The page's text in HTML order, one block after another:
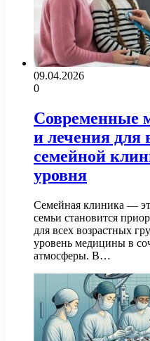
09.04.2026
0
Современные
и лечения для
семейной
уровня
Семейная клиника —
семьи становится
для всех возрастных
уровень медицины в
атмосферы. В…